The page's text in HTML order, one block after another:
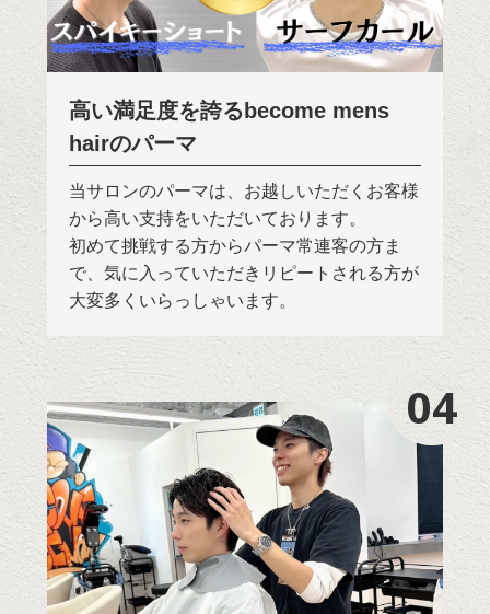
高い満足度を誇るbecome mens
hairのパーマ
当サロンのパーマは、お越しいただくお客様
から高い支持をいただいております。
初めて挑戦する方からパーマ常連客の方ま
で、気に入っていただきリピートされる方が
大変多くいらっしゃいます。
04
04